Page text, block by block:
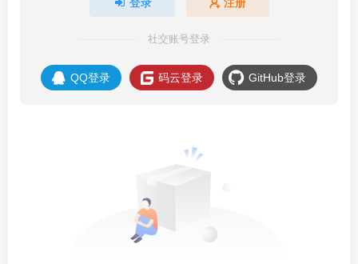
登录 注册
社交账号登录
QQ登录 码云登录 GitHub登录